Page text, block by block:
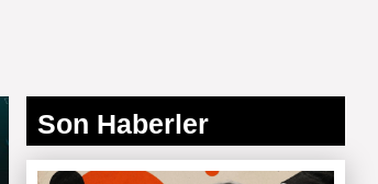
Son Haberler